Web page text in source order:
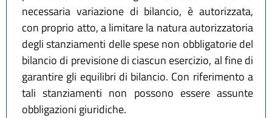
necessaria variazione di bilancio, è autorizzata,
con proprio atto, a limitare la natura autorizzatoria
degli stanziamenti delle spese non obbligatorie del
bilancio di previsione di ciascun esercizio, al fine di
garantire gli equilibri di bilancio. Con riferimento a
tali stanziamenti non possono essere assunte
obbligazioni giuridiche.